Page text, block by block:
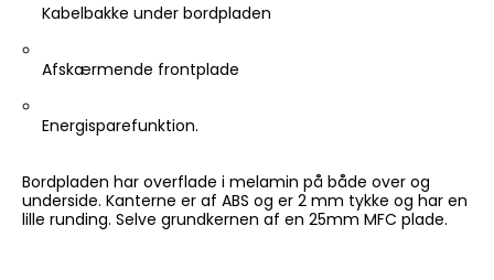
Kabelbakke under bordpladen
Afskærmende frontplade
Energisparefunktion.
Bordpladen har overflade i melamin på både over og
underside. Kanterne er af ABS og er 2 mm tykke og har en
lille runding. Selve grundkernen af en 25mm MFC plade.